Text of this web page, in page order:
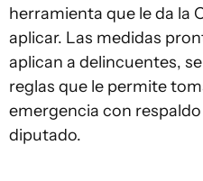
herramienta que le da la
aplicar. Las medidas
aplican a delincuentes,
reglas que le permite
emergencia con respaldo
diputado.